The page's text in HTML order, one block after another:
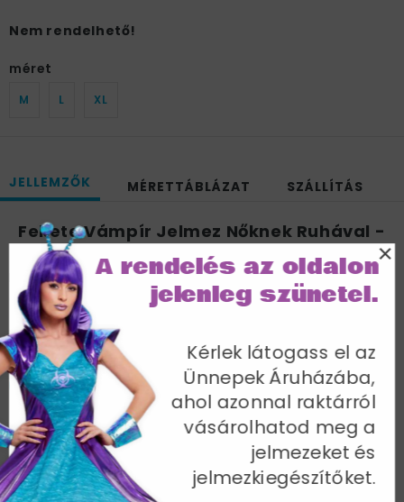
Nem rendelhető!
méret
M L XL
JELLEMZŐK MÉRETTÁBLÁZAT SZÁLLÍTÁS
Fekete Vámpír Jelmez Nőknek Ruhával -
Mellbőség 88-90 cm / Derékbőség 67-70 cm /
Csípőméret 94-97 cm / Belső lábhossz 82 cm
Cikkszám: 21777S
További termékek a kategóriában
Kérlek látogass el az
Ünnepek Áruházába,
ahol azonnal raktárról
vásárolhatod meg a
jelmezeket és
jelmezkiegészítőket.
A rendelés az oldalon
jelenleg szünetel.
×